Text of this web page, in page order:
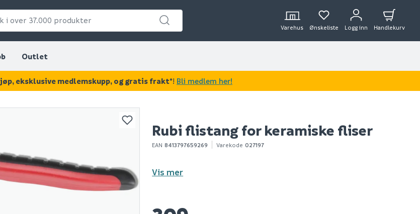
Varehus Ønskeliste Logg inn Handlekurv
Outlet
DISSE VÆRE AV INTERESSE?
Rubi flistang for keramiske fliser
EAN 8413797659269 Varekode 027197
Vis mer
eksklusive medlemskupp, og gratis frakt*! Bli medlem her!